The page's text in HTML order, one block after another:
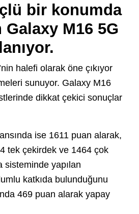
bir konumda
M16 5G
halefi olarak öne çıkıyor
sunuyor. Galaxy M16
dikkat çekici sonuçlar
ise 1611 puan alarak,
tek çekirdek ve 1464 çok
sisteminde yapılan
katkıda bulunduğunu
469 puan alarak yapay